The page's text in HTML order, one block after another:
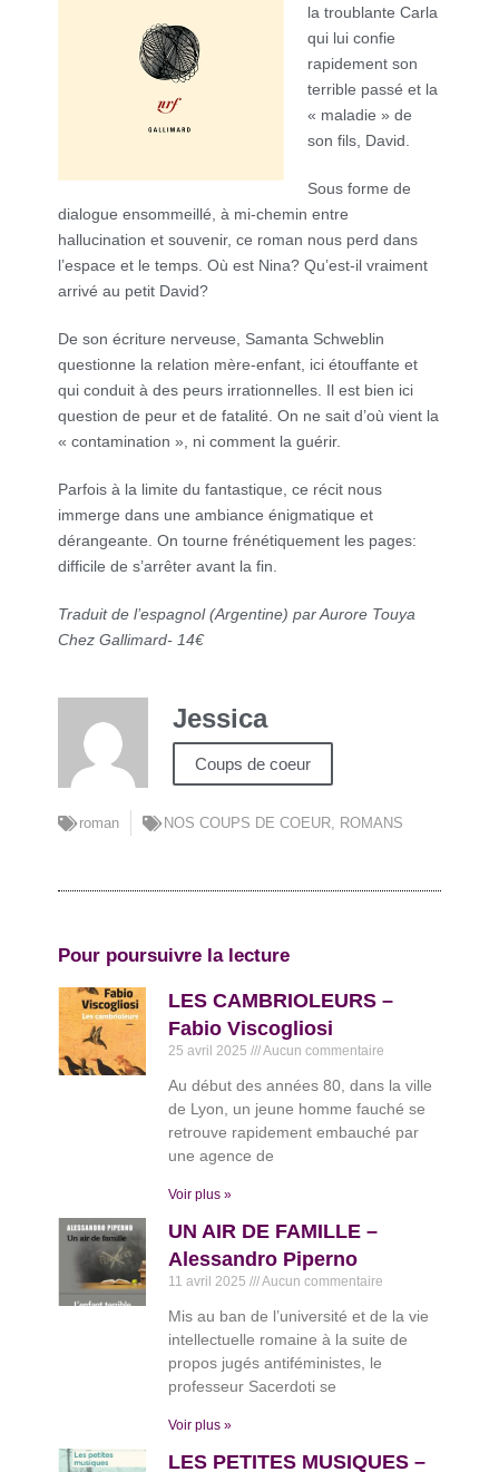
la troublante Carla
qui lui confie
rapidement son
terrible passé et la
« maladie » de
son fils, David.
Sous forme de
dialogue ensommeillé, à mi-chemin entre
hallucination et souvenir, ce roman nous perd dans
l’espace et le temps. Où est Nina? Qu’est-il vraiment
arrivé au petit David?
De son écriture nerveuse, Samanta Schweblin
questionne la relation mère-enfant, ici étouffante et
qui conduit à des peurs irrationnelles. Il est bien ici
question de peur et de fatalité. On ne sait d’où vient la
« contamination », ni comment la guérir.
Parfois à la limite du fantastique, ce récit nous
immerge dans une ambiance énigmatique et
dérangeante. On tourne frénétiquement les pages:
difficile de s’arrêter avant la fin.
Traduit de l’espagnol (Argentine) par Aurore Touya
Chez Gallimard- 14€
Jessica
Coups de coeur
roman NOS COUPS DE COEUR, ROMANS
Pour poursuivre la lecture
LES CAMBRIOLEURS –
Fabio Viscogliosi
25 avril 2025 Aucun commentaire
Au début des années 80, dans la ville
de Lyon, un jeune homme fauché se
retrouve rapidement embauché par
une agence de
Voir plus »
UN AIR DE FAMILLE –
Alessandro Piperno
11 avril 2025 Aucun commentaire
Mis au ban de l’université et de la vie
intellectuelle romaine à la suite de
propos jugés antiféministes, le
professeur Sacerdoti se
Voir plus »
LES PETITES MUSIQUES –